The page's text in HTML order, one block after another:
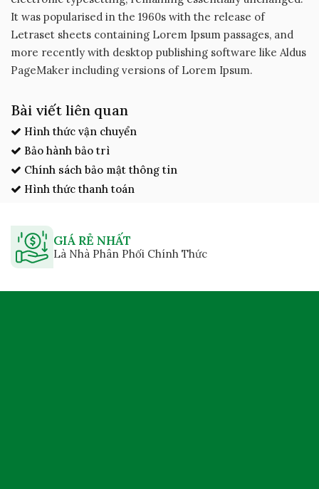
It was popularised in the 1960s with the release of
Letraset sheets containing Lorem Ipsum passages, and
more recently with desktop publishing software like Aldus
PageMaker including versions of Lorem Ipsum.
Bài viết liên quan
Hình thức vận chuyển
Bảo hành bảo trì
Chính sách bảo mật thông tin
Hình thức thanh toán
GIÁ RẺ NHẤT
Là Nhà Phân Phối Chính Thức